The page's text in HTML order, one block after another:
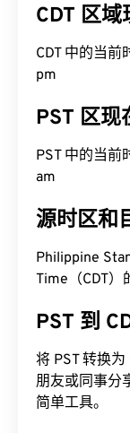
CDT 区域
CDT 中的当
pm
PST 区现
PST 中的当
am
源时区和
Philippine
Time（CDT）
PST 到
将 PST 转换
朋友或同事分
简单工具。